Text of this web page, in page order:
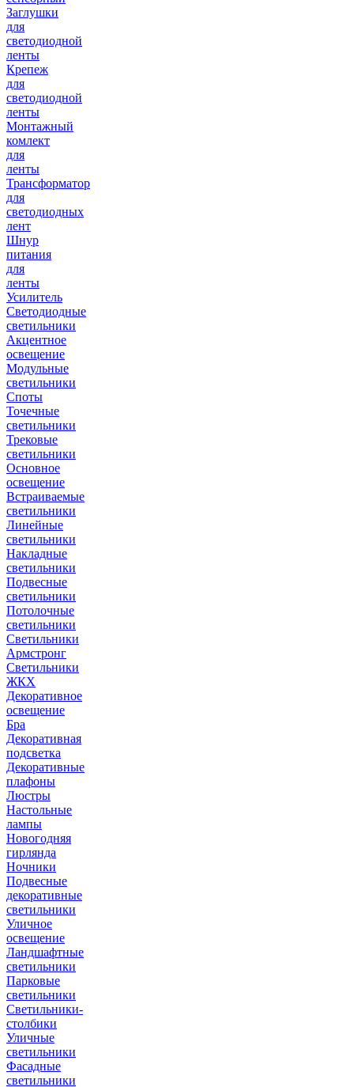
Заглушки
для
светодиодной
ленты
Крепеж
для
светодиодной
ленты
Монтажный
комлект
для
ленты
Трансформатор
для
светодиодных
лент
Шнур
питания
для
ленты
Усилитель
Светодиодные
светильники
Акцентное
освещение
Модульные
светильники
Споты
Точечные
светильники
Трековые
светильники
Основное
освещение
Встраиваемые
светильники
Линейные
светильники
Накладные
светильники
Подвесные
светильники
Потолочные
светильники
Светильники
Армстронг
Светильники
ЖКХ
Декоративное
освещение
Бра
Декоративная
подсветка
Декоративные
плафоны
Люстры
Настольные
лампы
Новогодняя
гирлянда
Ночники
Подвесные
декоративные
светильники
Уличное
освещение
Ландшафтные
светильники
Парковые
светильники
Светильники-
столбики
Уличные
светильники
Фасадные
светильники